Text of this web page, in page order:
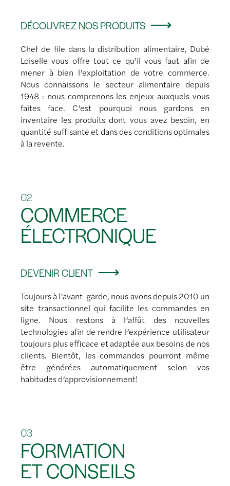
DÉCOUVREZ NOS PRODUITS
Chef de file dans la distribution alimentaire, Dubé
Loiselle vous offre tout ce qu’il vous faut afin de
mener à bien l’exploitation de votre commerce.
Nous connaissons le secteur alimentaire depuis
1948 : nous comprenons les enjeux auxquels vous
faites face. C’est pourquoi nous gardons en
inventaire les produits dont vous avez besoin, en
quantité suffisante et dans des conditions optimales
à la revente.
02
COMMERCE
ÉLECTRONIQUE
DEVENIR CLIENT
Toujours à l’avant-garde, nous avons depuis 2010 un
site transactionnel qui facilite les commandes en
ligne. Nous restons à l’affût des nouvelles
technologies afin de rendre l’expérience utilisateur
toujours plus efficace et adaptée aux besoins de nos
clients. Bientôt, les commandes pourront même
être générées automatiquement selon vos
habitudes d’approvisionnement!
03
FORMATION
ET CONSEILS